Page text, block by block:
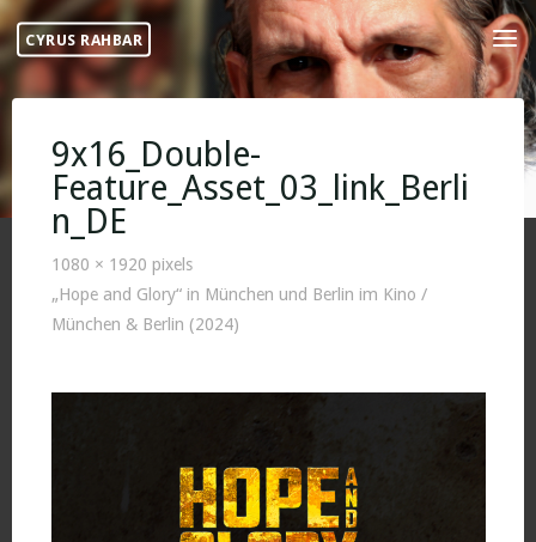
Skip
content
CYRUS RAHBAR
9x16_Double-
Feature_Asset_03_link_Berli
n_DE
Full
size
1080 × 1920 pixels
„Hope and Glory“ in München und Berlin im Kino /
München & Berlin (2024)